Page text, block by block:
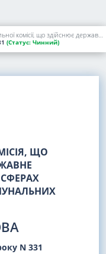
Про обрання Голови Національної комісії, що здійснює державне регулювання у сферах енергетики та комунальних послуг
(Статус: Чинний)
ЩО
N 331